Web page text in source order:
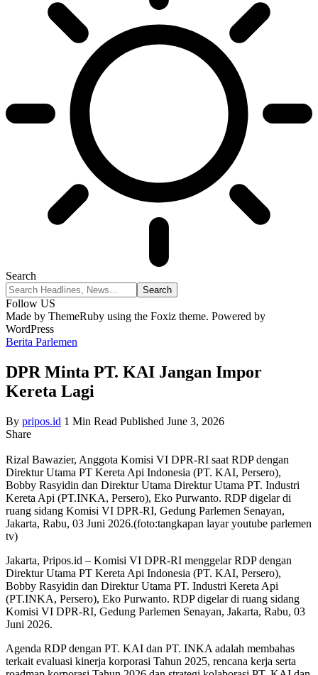
Search
Follow US
Made by ThemeRuby using the Foxiz theme. Powered by
WordPress
Berita Parlemen
DPR Minta PT. KAI Jangan Impor
Kereta Lagi
By pripos.id 1 Min Read Published June 3, 2026
Share
Rizal Bawazier, Anggota Komisi VI DPR-RI saat RDP dengan
Direktur Utama PT Kereta Api Indonesia (PT. KAI, Persero),
Bobby Rasyidin dan Direktur Utama Direktur Utama PT. Industri
Kereta Api (PT.INKA, Persero), Eko Purwanto. RDP digelar di
ruang sidang Komisi VI DPR-RI, Gedung Parlemen Senayan,
Jakarta, Rabu, 03 Juni 2026.(foto:tangkapan layar youtube parlemen
tv)
Jakarta, Pripos.id – Komisi VI DPR-RI menggelar RDP dengan
Direktur Utama PT Kereta Api Indonesia (PT. KAI, Persero),
Bobby Rasyidin dan Direktur Utama PT. Industri Kereta Api
(PT.INKA, Persero), Eko Purwanto. RDP digelar di ruang sidang
Komisi VI DPR-RI, Gedung Parlemen Senayan, Jakarta, Rabu, 03
Juni 2026.
Agenda RDP dengan PT. KAI dan PT. INKA adalah membahas
terkait evaluasi kinerja korporasi Tahun 2025, rencana kerja serta